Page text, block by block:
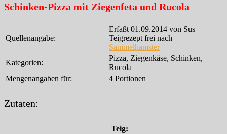
Schinken-Pizza mit Ziegenfeta und Rucola
Quellenangabe:
Erfaßt 01.09.2014 von Sus
Teigrezept frei nach
Sammelhamster
Kategorien:
Pizza, Ziegenkäse, Schinken,
Rucola
Mengenangaben für:
4 Portionen
Zutaten:
Teig: